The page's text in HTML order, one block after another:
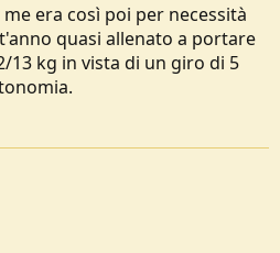
era così poi per necessità
quasi allenato a portare
13 kg in vista di un giro di 5